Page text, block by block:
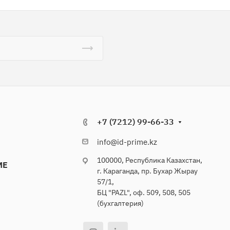
+7 (7212) 99-66-33
info@id-prime.kz
100000, Республика Казахстан,
г. Караганда, пр. Бухар Жырау
57/1,
БЦ "PAZL", оф. 509, 508, 505
(бухгалтерия)